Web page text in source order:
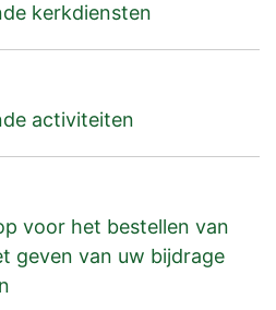
kerkdiensten
activiteiten
voor het bestellen van
geven van uw bijdrage